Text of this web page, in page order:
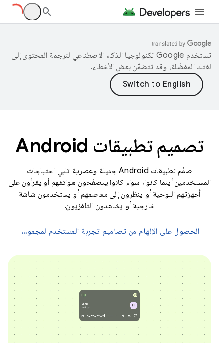
تستخدم Google تكنولوجيا الذكاء الاصطناعي لترجمة المحتوى إلى
لغتك المفضّلة، وقد تتضمّن بعض الأخطاء.
تصميم تطبيقات Android
صمِّم تطبيقات Android جميلة وعصرية تلبي احتياجات
المستخدمين أينما كانوا، سواء كانوا يتصفّحون هواتفهم أو يقرأون على
أجهزتهم اللوحية أو ينظرون إلى معاصمهم أو يستخدمون شاشة
خارجية أو يشاهدون التلفزيون.
الحصول على الإلهام من تصاميم تجربة المستخدم لمجموعة متنوعة من الشاشات →